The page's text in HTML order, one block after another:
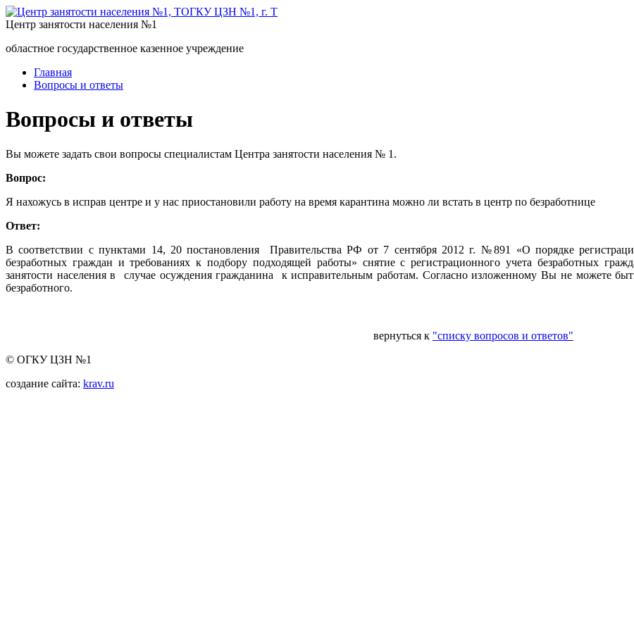
Центр занятости населения №1
областное государственное казенное учреждение
Главная
Вопросы и ответы
Вопросы и ответы
Вы можете задать свои вопросы специалистам Центра занятости населения № 1.
Вопрос:
Я нахожусь в исправ центре и у нас приостановили работу на время карантина можно ли встать в центр по безработнице
Ответ:
В соответствии с пунктами 14, 20 постановления Правительства РФ от 7 сентября 2012 г. №891 «О порядке
безработных граждан и требованиях к подбору подходящей работы» снятие с регистрационного учета безработных
занятости населения в случае осуждения гражданина к исправительным работам. Согласно изложенному Вы не можете
безработного.
вернуться к "списку вопросов и ответов"
© ОГКУ ЦЗН №1
создание сайта: krav.ru